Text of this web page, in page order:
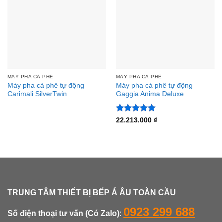
MÁY PHA CÀ PHÊ
Máy pha cà phê tự động
Carimali SilverTwin
MÁY PHA CÀ PHÊ
Máy pha cà phê tự động
Gaggia Anima Deluxe
Được xếp
22.213.000 ₫
TRUNG TÂM THIẾT BỊ BẾP Á ÂU TOÀN CẦU
Số điện thoại tư vấn (Có Zalo): 0923 299 688